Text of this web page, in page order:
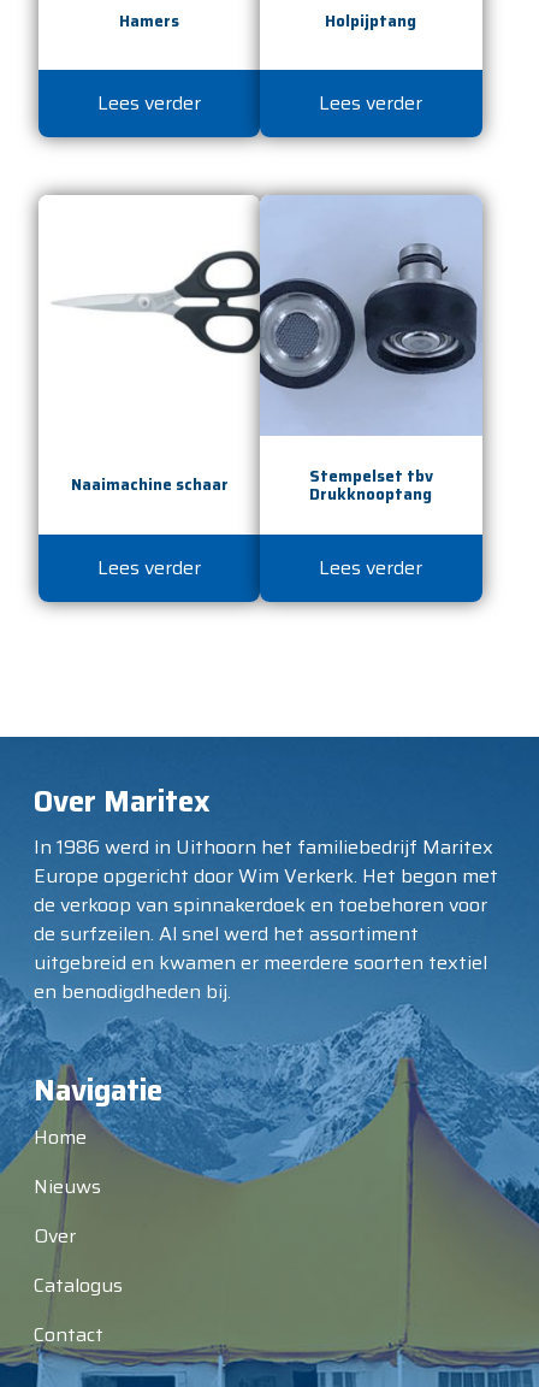
Hamers
Lees verder
Holpijptang
Lees verder
Naaimachine schaar
Lees verder
Stempelset tbv
Drukknooptang
Lees verder
Over Maritex
In 1986 werd in Uithoorn het familiebedrijf Maritex
Europe opgericht door Wim Verkerk. Het begon met
de verkoop van spinnakerdoek en toebehoren voor
de surfzeilen. Al snel werd het assortiment
uitgebreid en kwamen er meerdere soorten textiel
en benodigdheden bij.
Navigatie
Home
Nieuws
Over
Catalogus
Contact